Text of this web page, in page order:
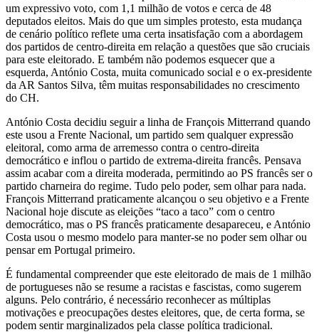
um expressivo voto, com 1,1 milhão de votos e cerca de 48
deputados eleitos. Mais do que um simples protesto, esta mudança
de cenário político reflete uma certa insatisfação com a abordagem
dos partidos de centro-direita em relação a questões que são cruciais
para este eleitorado. E também não podemos esquecer que a
esquerda, António Costa, muita comunicado social e o ex-presidente
da AR Santos Silva, têm muitas responsabilidades no crescimento
do CH.
António Costa decidiu seguir a linha de François Mitterrand quando
este usou a Frente Nacional, um partido sem qualquer expressão
eleitoral, como arma de arremesso contra o centro-direita
democrático e inflou o partido de extrema-direita francês. Pensava
assim acabar com a direita moderada, permitindo ao PS francês ser o
partido charneira do regime. Tudo pelo poder, sem olhar para nada.
François Mitterrand praticamente alcançou o seu objetivo e a Frente
Nacional hoje discute as eleições “taco a taco” com o centro
democrático, mas o PS francês praticamente desapareceu, e António
Costa usou o mesmo modelo para manter-se no poder sem olhar ou
pensar em Portugal primeiro.
É fundamental compreender que este eleitorado de mais de 1 milhão
de portugueses não se resume a racistas e fascistas, como sugerem
alguns. Pelo contrário, é necessário reconhecer as múltiplas
motivações e preocupações destes eleitores, que, de certa forma, se
podem sentir marginalizados pela classe política tradicional.